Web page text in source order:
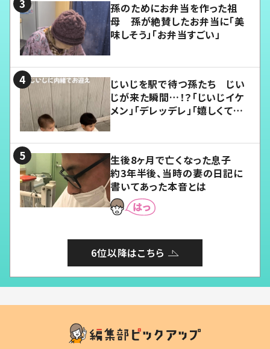
孫のためにお弁当を作った祖
母 孫が絶賛したお弁当に「美
味しそう」「お弁当すごい」
じいじを駅で待つ孫たち じい
じが来た瞬間…！？「じいじイケ
メン」「デレッデレ」「嬉しくて可
生後8ヶ月で亡くなった息子
約3年半後、当時の妻の日記に
書いてあった本音とは
6位以降はこちら